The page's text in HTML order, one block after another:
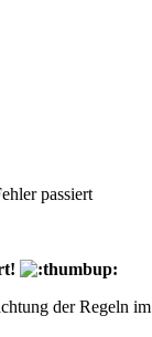
passiert
der Regeln